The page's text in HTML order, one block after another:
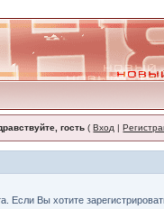
гость (Вход |
Вы хотите